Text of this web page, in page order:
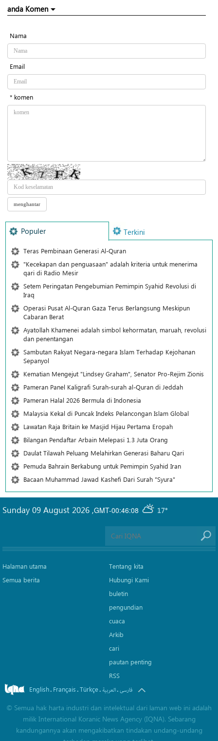
anda Komen
Nama
Email
* komen
Populer Terkini
Teras Pembinaan Generasi Al-Quran
"Kecekapan dan penguasaan" adalah kriteria untuk menerima
qari di Radio Mesir
Setem Peringatan Pengebumian Pemimpin Syahid Revolusi di
Iraq
Operasi Pusat Al-Quran Gaza Terus Berlangsung Meskipun
Cabaran Berat
Ayatollah Khamenei adalah simbol kehormatan, maruah, revolusi
dan penentangan
Sambutan Rakyat Negara-negara Islam Terhadap Kejohanan
Sepanyol
Kematian Mengejut "Lindsey Graham", Senator Pro-Rejim Zionis
Pameran Panel Kaligrafi Surah-surah al-Quran di Jeddah
Pameran Halal 2026 Bermula di Indonesia
Malaysia Kekal di Puncak Indeks Pelancongan Islam Global
Lawatan Raja Britain ke Masjid Hijau Pertama Eropah
Bilangan Pendaftar Arbain Melepasi 1.3 Juta Orang
Daulat Tilawah Peluang Melahirkan Generasi Baharu Qari
Pemuda Bahrain Berkabung untuk Pemimpin Syahid Iran
Bacaan Muhammad Jawad Kashefi Dari Surah "Syura"
GMT-00:46:08 17°
Sunday 09 August 2026 ,
Halaman utama
Semua berita
Tentang kita
Hubungi Kami
buletin
pengundian
cuaca
Arkib
cari
pautan penting
RSS
English. Français.Türkçe. العربیة.فارسی
© Semua hak harta industri dan intelektual dari laman web ini adalah
milik International Koranic News Agency (IQNA). Sebarang
kandungannya akan mengakibatkan tindakan undang-undang